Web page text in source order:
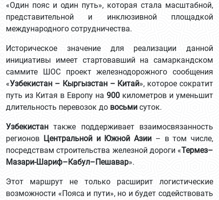
«Один пояс и один путь», которая стала масштабной,
представительной и инклюзивной площадкой
международного сотрудничества.
Историческое значение для реализации данной
инициативы имеет стартовавший на самаркандском
саммите ШОС проект железнодорожного сообщения
«Узбекистан – Кыргызстан – Китай», которое сократит
путь из Китая в Европу на 900 километров и уменьшит
длительность перевозок до восьми суток.
Узбекистан также поддерживает взаимосвязанность
регионов Центральной и Южной Азии – в том числе,
посредствам строительства железной дороги «Термез–
Мазари-Шариф–Кабул–Пешавар».
Этот маршрут не только расширит логистические
возможности «Пояса и пути», но и будет содействовать